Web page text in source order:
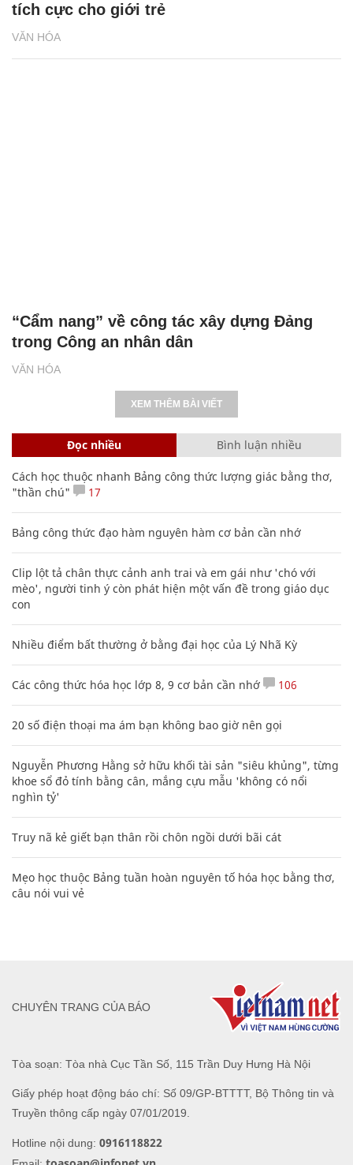
VĂN HÓA
tích cực cho giới trẻ
VĂN HÓA
“Cẩm nang” về công tác xây dựng Đảng
trong Công an nhân dân
XEM THÊM BÀI VIẾT
Đọc nhiều Bình luận nhiều
Cách học thuộc nhanh Bảng công thức lượng giác bằng thơ,
"thần chú"
17
Bảng công thức đạo hàm nguyên hàm cơ bản cần nhớ
Clip lột tả chân thực cảnh anh trai và em gái như 'chó với
mèo', người tinh ý còn phát hiện một vấn đề trong giáo dục
con
Nhiều điểm bất thường ở bằng đại học của Lý Nhã Kỳ
Các công thức hóa học lớp 8, 9 cơ bản cần nhớ 106
20 số điện thoại ma ám bạn không bao giờ nên gọi
Nguyễn Phương Hằng sở hữu khối tài sản "siêu khủng", từng
khoe sổ đỏ tính bằng cân, mắng cựu mẫu 'không có nổi
nghìn tỷ'
Truy nã kẻ giết bạn thân rồi chôn ngồi dưới bãi cát
Mẹo học thuộc Bảng tuần hoàn nguyên tố hóa học bằng thơ,
câu nói vui vẻ
Tòa soạn: Tòa nhà Cục Tần Số, 115 Trần Duy Hưng Hà Nội
Giấy phép hoạt động báo chí: Số 09/GP-BTTTT, Bộ Thông tin và
Truyền thông cấp ngày 07/01/2019.
Hotline nội dung: 0916118822
CHUYÊN TRANG CỦA BÁO